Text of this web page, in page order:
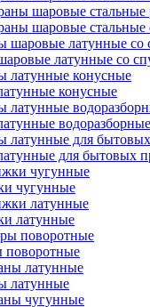
шаровые стальные
шаровые стальные
латунные со
конусные
водоразборные
для бытовых
чугунные
латунные
поворотные
латунные